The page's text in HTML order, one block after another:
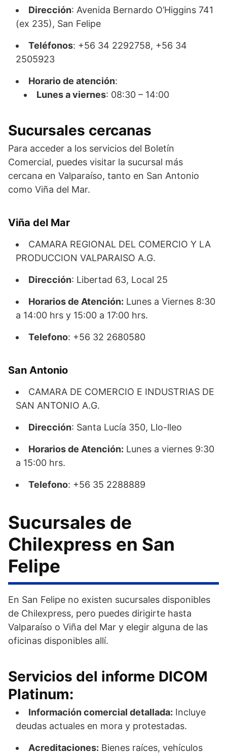
Dirección: Avenida Bernardo O’Higgins 741
(ex 235), San Felipe
Teléfonos: +56 34 2292758, +56 34
2505923
Horario de atención:
Lunes a viernes: 08:30 – 14:00
Sucursales cercanas
Para acceder a los servicios del Boletín
Comercial, puedes visitar la sucursal más
cercana en Valparaíso, tanto en San Antonio
como Viña del Mar.
Viña del Mar
CAMARA REGIONAL DEL COMERCIO Y LA
PRODUCCION VALPARAISO A.G.
Dirección: Libertad 63, Local 25
Horarios de Atención: Lunes a Viernes 8:30
a 14:00 hrs y 15:00 a 17:00 hrs.
Telefono: +56 32 2680580
San Antonio
CAMARA DE COMERCIO E INDUSTRIAS DE
SAN ANTONIO A.G.
Dirección: Santa Lucía 350, Llo-lleo
Horarios de Atención: Lunes a viernes 9:30
a 15:00 hrs.
Telefono: +56 35 2288889
Sucursales de
Chilexpress en San
Felipe
En San Felipe no existen sucursales disponibles
de Chilexpress, pero puedes dirigirte hasta
Valparaíso o Viña del Mar y elegir alguna de las
oficinas disponibles allí.
Servicios del informe DICOM
Platinum:
Información comercial detallada: Incluye
deudas actuales en mora y protestadas.
Acreditaciones: Bienes raíces, vehículos